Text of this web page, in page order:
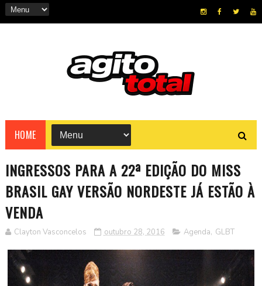
HOME
INGRESSOS PARA A 22ª EDIÇÃO DO MISS
BRASIL GAY VERSÃO NORDESTE JÁ ESTÃO À
VENDA
Clayton Vasconcelos outubro 28, 2016 Agenda, GLBT